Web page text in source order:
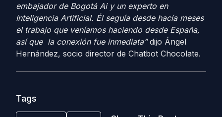
embajador de Bogotá Ai y un experto en
Inteligencia Artificial. Él seguía desde hacía meses
el trabajo que veníamos haciendo desde España,
así que la conexión fue inmediata”dijo Ángel
Hernández, socio director de Chatbot Chocolate.
Tags